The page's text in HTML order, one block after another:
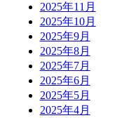
2025年11月
2025年10月
2025年9月
2025年8月
2025年7月
2025年6月
2025年5月
2025年4月